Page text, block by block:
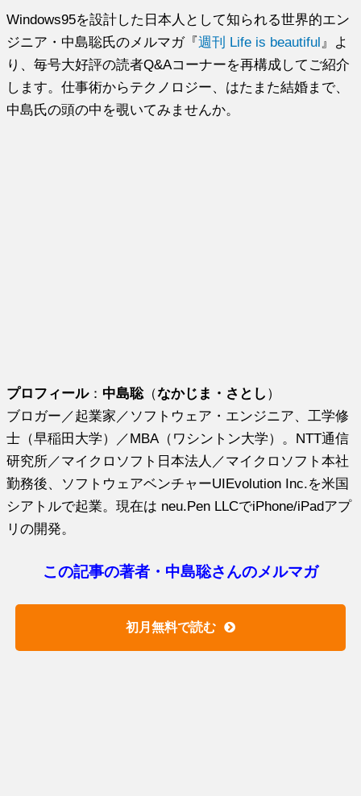
Windows95を設計した日本人として知られる世界的エン
ジニア・中島聡氏のメルマガ『週刊 Life is beautiful 』よ
り、毎号大好評の読者Q&Aコーナーを再構成してご紹介
します。仕事術からテクノロジー、はたまた結婚まで、
中島氏の頭の中を覗いてみませんか。
プロフィール： 中島聡（なかじま・さとし ）
ブロガー／起業家／ソフトウェア・エンジニア、工学修
士（早稲田大学）／MBA（ワシントン大学）。NTT通信
研究所／マイクロソフト日本法人／マイクロソフト本社
勤務後、ソフトウェアベンチャーUIEvolution Inc.を米国
シアトルで起業。現在は neu.Pen LLCでiPhone/iPadアプ
リの開発。
この記事の著者・中島聡さんのメルマガ
初月無料で読む